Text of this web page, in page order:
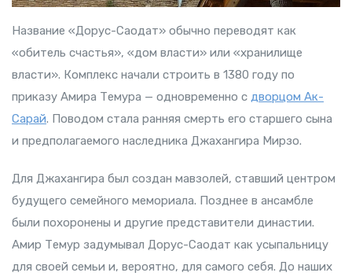
Название «Дорус-Саодат» обычно переводят как
«обитель счастья», «дом власти» или «хранилище
власти». Комплекс начали строить в 1380 году по
приказу Амира Темура — одновременно с дворцом Ак-
Сарай. Поводом стала ранняя смерть его старшего сына
и предполагаемого наследника Джахангира Мирзо.
Для Джахангира был создан мавзолей, ставший центром
будущего семейного мемориала. Позднее в ансамбле
были похоронены и другие представители династии.
Амир Темур задумывал Дорус-Саодат как усыпальницу
для своей семьи и, вероятно, для самого себя. До наших